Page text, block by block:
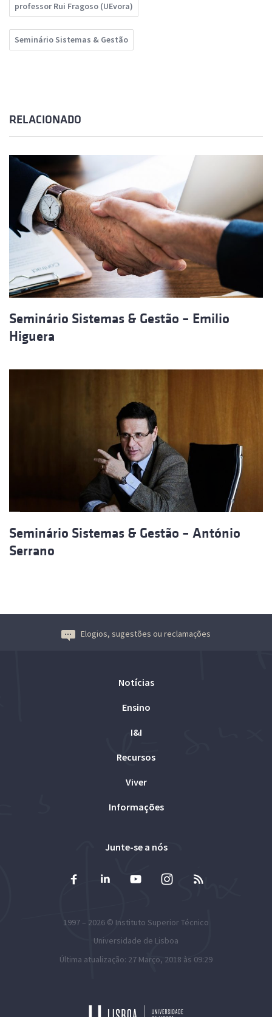
professor Rui Fragoso (UEvora)
Seminário Sistemas & Gestão
RELACIONADO
Seminário Sistemas & Gestão – Emilio
Higuera
Seminário Sistemas & Gestão – António
Serrano
Elogios, sugestões ou reclamações
Notícias
Ensino
I&I
Recursos
Viver
Informações
Junte-se a nós
1997 – 2026 © Instituto Superior Técnico
Universidade de Lisboa
Última atualização: 27 Março, 2018 às 09:29